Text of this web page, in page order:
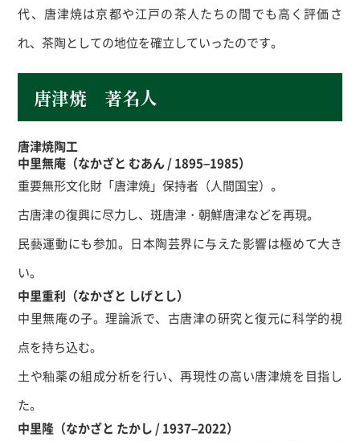
代、唐津焼は京都や江戸の茶人たちの間でも高く評価さ
れ、茶陶としての地位を確立していったのです。
唐津焼 著名人
唐津焼陶工
中里無庵（なかざと むあん / 1895–1985）
重要無形文化財「唐津焼」保持者（人間国宝）。
古唐津の復興に尽力し、斑唐津・朝鮮唐津などを再現。
民藝運動にも参加。日本陶芸界に与えた影響は極めて大き
い。
中里重利（なかざと しげとし）
中里無庵の子。理論派で、古唐津の研究と復元に科学的視
点を持ち込む。
土や釉薬の組成分析を行い、再現性の高い唐津焼を目指し
た。
中里隆（なかざと たかし / 1937–2022）